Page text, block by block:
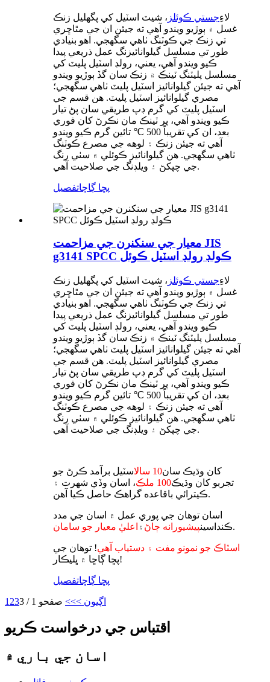
لاءِجستي ڪوئلز ، شيٽ اسٽيل کي پگھليل زنڪ
غسل ۾ ٻوڙيو ويندو آهي ته جيئن ان جي مٿاڇري
تي زنڪ جي ڪوٽنگ ٺاهي سگهجي. اهو بنيادي
طور تي مسلسل گيلوانائيزنگ عمل ذريعي پيدا
ڪيو ويندو آهي، يعني، رولڊ اسٽيل پليٽ کي
مسلسل پليٽنگ ٽينڪ ۾ زنڪ سان گڏ ٻوڙيو ويندو
آهي ته جيئن گيلوانائيز اسٽيل پليٽ ٺاهي سگهجي؛
مصري گيلوانائيز اسٽيل پليٽ. هن قسم جي
اسٽيل پليٽ کي گرم ڊپ طريقي سان پڻ تيار
ڪيو ويندو آهي، پر ٽينڪ مان نڪرڻ کان فوري
بعد، ان کي تقريباً 500 ℃ تائين گرم ڪيو ويندو
آهي ته جيئن زنڪ ۽ لوهه جي مصرع ڪوٽنگ
ٺاهي سگهجي. هن گيلوانائيز ڪوئلي ۾ سٺي رنگ
جي چپکڻ ۽ ويلڊنگ جي صلاحيت آهي.
پڇا ڳاڇاتفصيل
معيار جي سنکنرن جي مزاحمت JIS
g3141 SPCC ڪولڊ رولڊ اسٽيل ڪوئل
لاءِجستي ڪوئلز ، شيٽ اسٽيل کي پگھليل زنڪ
غسل ۾ ٻوڙيو ويندو آهي ته جيئن ان جي مٿاڇري
تي زنڪ جي ڪوٽنگ ٺاهي سگهجي. اهو بنيادي
طور تي مسلسل گيلوانائيزنگ عمل ذريعي پيدا
ڪيو ويندو آهي، يعني، رولڊ اسٽيل پليٽ کي
مسلسل پليٽنگ ٽينڪ ۾ زنڪ سان گڏ ٻوڙيو ويندو
آهي ته جيئن گيلوانائيز اسٽيل پليٽ ٺاهي سگهجي؛
مصري گيلوانائيز اسٽيل پليٽ. هن قسم جي
اسٽيل پليٽ کي گرم ڊپ طريقي سان پڻ تيار
ڪيو ويندو آهي، پر ٽينڪ مان نڪرڻ کان فوري
بعد، ان کي تقريباً 500 ℃ تائين گرم ڪيو ويندو
آهي ته جيئن زنڪ ۽ لوهه جي مصرع ڪوٽنگ
ٺاهي سگهجي. هن گيلوانائيز ڪوئلي ۾ سٺي رنگ
جي چپکڻ ۽ ويلڊنگ جي صلاحيت آهي.
کان وڌيڪ سان10 سال
اسٽيل برآمد ڪرڻ جو
تجربو کان وڌيڪ100 ملڪ
، اسان وڏي شهرت ۽
ڪيترائي باقاعده گراهڪ حاصل ڪيا آهن.
اسان توهان جي پوري عمل ۾ اسان جي مدد
ڪنداسينپيشيورانه ڄاڻ ۽ اعليٰ معيار جو سامان .
اسٽاڪ جو نمونو مفت ۽ دستياب آهي! توهان جي
پڇا ڳاڇا ۾ ڀليڪار!
پڇا ڳاڇاتفصيل
1 23 اڳيون >>> صفحو 1 / 3
اقتباس جي درخواست ڪريو
اسان جي باري ۾